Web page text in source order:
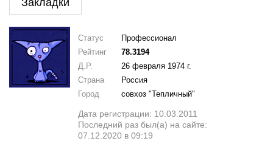
Статус
Профессионал
Рейтинг
78.3194
Д.Р.
26 февраля 1974 г.
Страна
Россия
Город
совхоз "Тепличный"
Дата регистрации: 10.03.2011
Последний раз был(а) на сайте:
07.12.2020 в 09:19